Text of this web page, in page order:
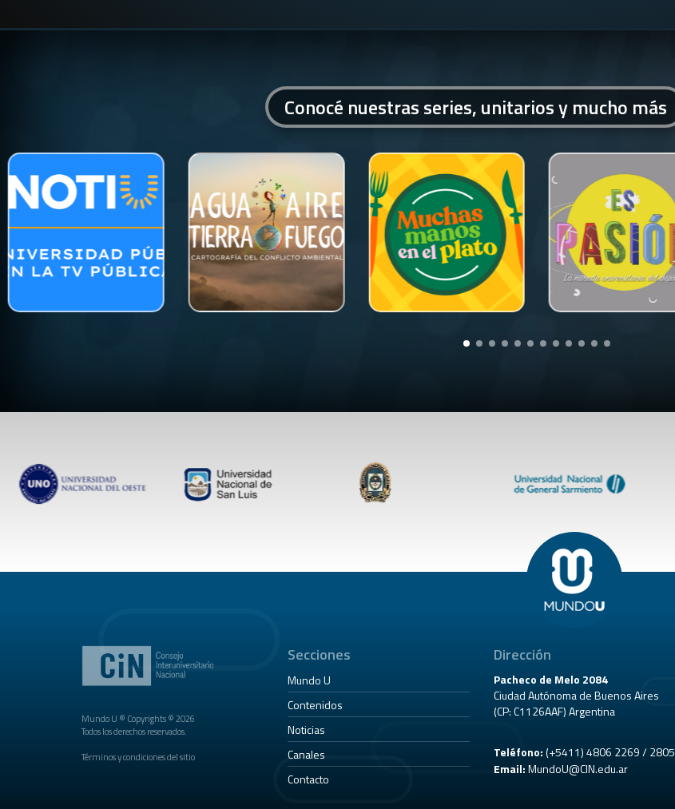
Conocé nuestras series, unitarios y mucho más
Mundo U ® Copyrights © 2026
Todos los derechos reservados.
Términos y condiciones del sitio
Secciones
Mundo U
Contenidos
Noticias
Canales
Contacto
Dirección
Pacheco de Melo 2084
Ciudad Autónoma de Buenos Aires
(CP: C1126AAF) Argentina
Teléfono:(+5411) 4806 2269 / 2805
Email:MundoU@CIN.edu.ar